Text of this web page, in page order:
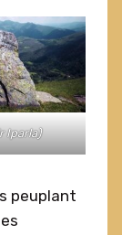
Iparla)
peuplant